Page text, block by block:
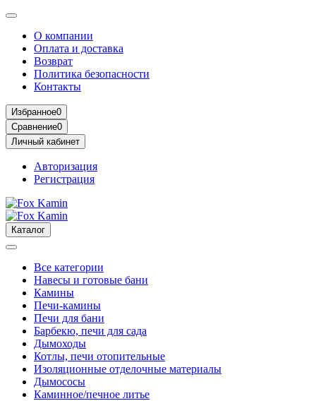
О компании
Оплата и доставка
Возврат
Политика безопасности
Контакты
Избранное0
Сравнение0
Личный кабинет
Авторизация
Регистрация
Каталог
Все категории
Навесы и готовые бани
Камины
Печи-камины
Печи для бани
Барбекю, печи для сада
Дымоходы
Котлы, печи отопительные
Изоляционные отделочные материалы
Дымососы
Каминное/печное литье